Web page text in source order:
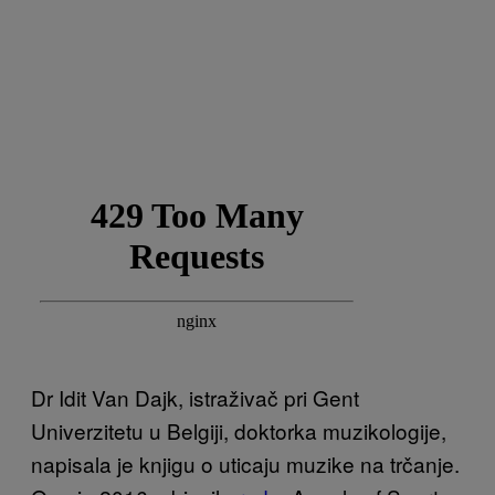
Dr Idit Van Dajk, istraživač pri Gent
Univerzitetu u Belgiji, doktorka muzikologije,
napisala je knjigu o uticaju muzike na trčanje.